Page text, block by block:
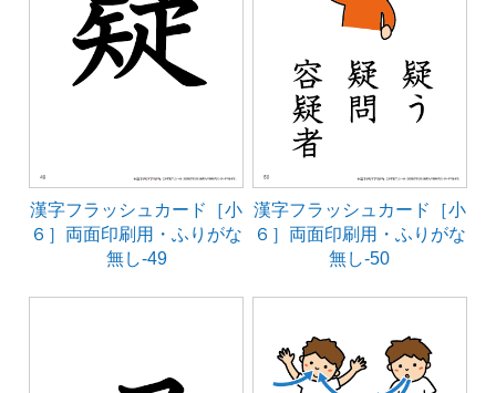
漢字フラッシュカード［小
６］両面印刷用・ふりがな
無し-49
漢字フラッシュカード［小
６］両面印刷用・ふりがな
無し-50